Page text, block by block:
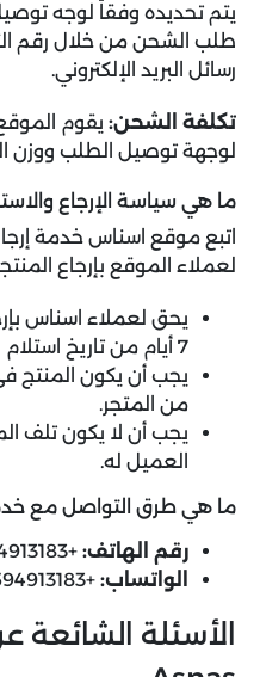
يتم تحديده وفقاً لوجه
طلب الشحن من خلال رقم
رسائل البريد الإلكتروني.
تكلفة الشحن: يقوم
لوجهة توصيل الطلب ووزن
ما هي سياسة الإرجاع
اتبع موقع اسناس خدمة
لعملاء الموقع بإرجاع
يحق لعملاء اسناس
7 أيام من تاريخ استلام الطلب.
يجب أن يكون المنتج
من المتجر.
يجب أن لا يكون تلف
العميل له.
ما هي طرق التواصل مع
رقم الهاتف: +966594913183
الواتساب: +966594913183
الأسئلة